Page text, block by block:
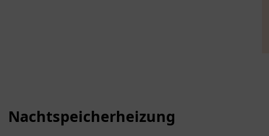
Nachtspeicherheizung